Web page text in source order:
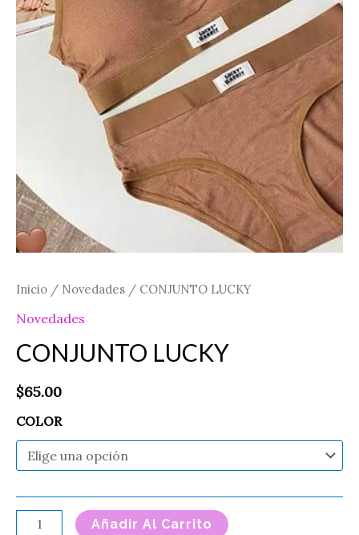
Inicio / Novedades / CONJUNTO LUCKY
Novedades
CONJUNTO LUCKY
$65.00
COLOR
Añadir Al Carrito